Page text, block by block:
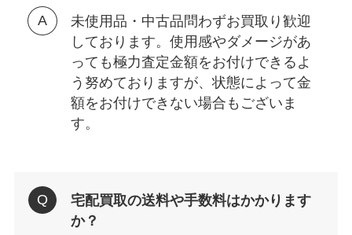
未使用品・中古品問わずお買取り歓迎
しております。使用感やダメージがあ
っても極力査定金額をお付けできるよ
う努めておりますが、状態によって金
額をお付けできない場合もございま
す。
宅配買取の送料や手数料はかかります
か？